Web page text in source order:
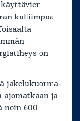
kalliimpaa
on
jakelukuorma-
ajomatkaan ja
noin 600